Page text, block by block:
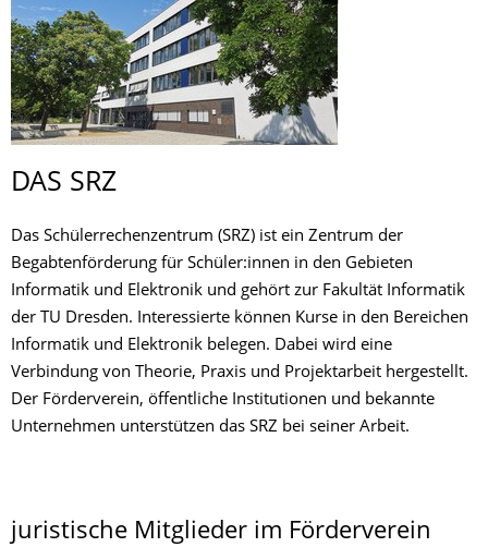
DAS SRZ
Das Schülerrechenzentrum (SRZ) ist ein Zentrum der
Begabtenförderung für Schüler:innen in den Gebieten
Informatik und Elektronik und gehört zur Fakultät Informatik
der TU Dresden. Interessierte können Kurse in den Bereichen
Informatik und Elektronik belegen. Dabei wird eine
Verbindung von Theorie, Praxis und Projektarbeit hergestellt.
Der Förderverein, öffentliche Institutionen und bekannte
Unternehmen unterstützen das SRZ bei seiner Arbeit.
juristische Mitglieder im Förderverein